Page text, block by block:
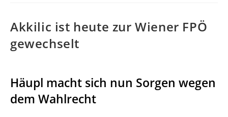
Akkilic ist heute zur Wiener FPÖ
gewechselt
Häupl macht sich nun Sorgen wegen
dem Wahlrecht